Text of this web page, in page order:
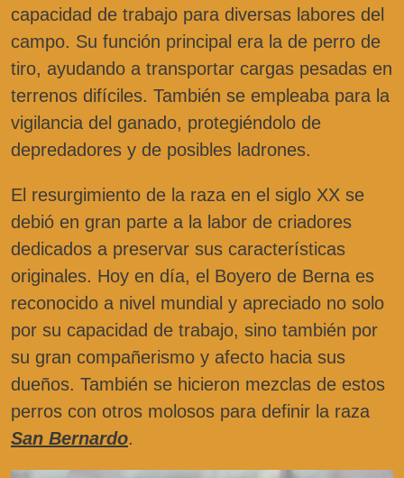
capacidad de trabajo para diversas labores del
campo. Su función principal era la de perro de
tiro, ayudando a transportar cargas pesadas en
terrenos difíciles. También se empleaba para la
vigilancia del ganado, protegiéndolo de
depredadores y de posibles ladrones.
El resurgimiento de la raza en el siglo XX se
debió en gran parte a la labor de criadores
dedicados a preservar sus características
originales. Hoy en día, el Boyero de Berna es
reconocido a nivel mundial y apreciado no solo
por su capacidad de trabajo, sino también por
su gran compañerismo y afecto hacia sus
dueños. También se hicieron mezclas de estos
perros con otros molosos para definir la raza
San Bernardo.